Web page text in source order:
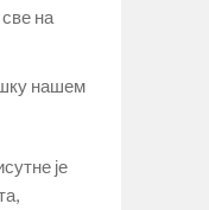
на
нашем
је